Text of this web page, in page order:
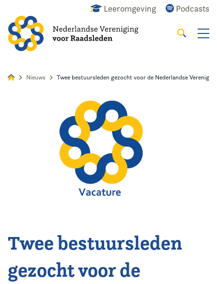
Leeromgeving Podcasts
Zoeken
Vereniging
Nieuws Twee bestuursleden gezocht voor de Nederlandse
Twee bestuursleden
gezocht voor de